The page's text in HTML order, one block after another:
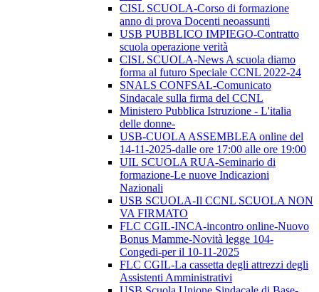
CISL SCUOLA-Corso di formazione
anno di prova Docenti neoassunti
USB PUBBLICO IMPIEGO-Contratto
scuola operazione verità
CISL SCUOLA-News A scuola diamo
forma al futuro Speciale CCNL 2022-24
SNALS CONFSAL-Comunicato
Sindacale sulla firma del CCNL
Ministero Pubblica Istruzione - L'italia
delle donne-
USB-CUOLA ASSEMBLEA online del
14-11-2025-dalle ore 17:00 alle ore 19:00
UIL SCUOLA RUA-Seminario di
formazione-Le nuove Indicazioni
Nazionali
USB SCUOLA-Il CCNL SCUOLA NON
VA FIRMATO
FLC CGIL-INCA-incontro online-Nuovo
Bonus Mamme-Novità legge 104-
Congedi-per il 10-11-2025
FLC CGIL-La cassetta degli attrezzi degli
Assistenti Amministrativi